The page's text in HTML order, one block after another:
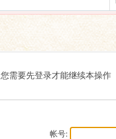
您需要先登录才能继续本操作
帐号: